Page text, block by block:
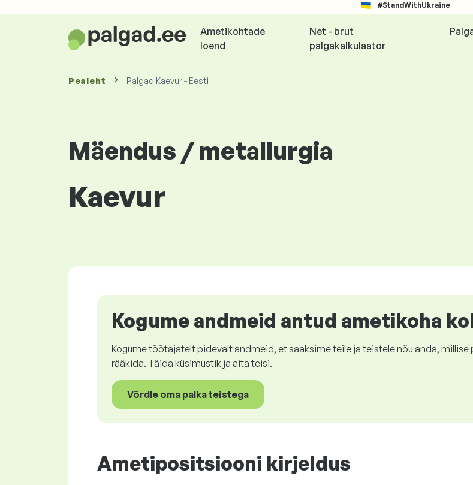
#StandWithUkraine
Ametikohtade
loend
Net - brut
palgakalkulaator
Pealeht Palgad Kaevur - Eesti
Mäendus / metallurgia
Kaevur
Kogume andmeid antud ametikoha
Kogume töötajatelt pidevalt andmeid, et saaksime teile ja teistele nõu anda,
rääkida. Täida küsimustik ja aita teisi.
Võrdle oma palka teistega
Ametipositsiooni kirjeldus